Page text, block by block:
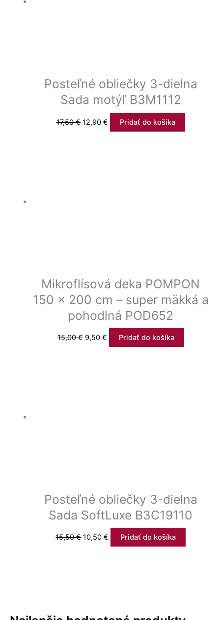
Posteľné obliečky 3-dielna
Sada motýľ B3M1112
17,50€ 12,90 € Pridať do košíka
Mikroflísová deka POMPON
150 x 200 cm – super mäkká a
pohodlná POD652
15,00€ 9,50 € Pridať do košíka
Posteľné obliečky 3-dielna
Sada SoftLuxe B3C19110
15,50€ 10,50€ Pridať do košíka